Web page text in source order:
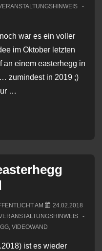
war es ein voller
im Oktober letzten
an einem easterhegg in
zumindest in 2019 ;)
…
AM
24.02.2018
, VIDEOWAND
ist es wieder